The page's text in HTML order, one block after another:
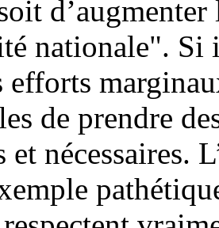
nationale". Si
efforts
de prendre
et nécessaires.